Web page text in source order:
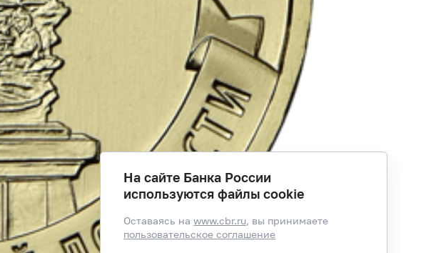
На сайте Банка России
используются файлы cookie
Оставаясь наwww.cbr.ru, вы принимаете
пользовательское соглашение